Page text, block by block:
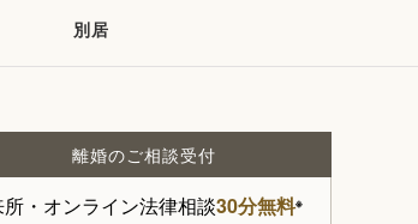
別居
離婚のご相談受付
・オンライン法律相談30分無料※